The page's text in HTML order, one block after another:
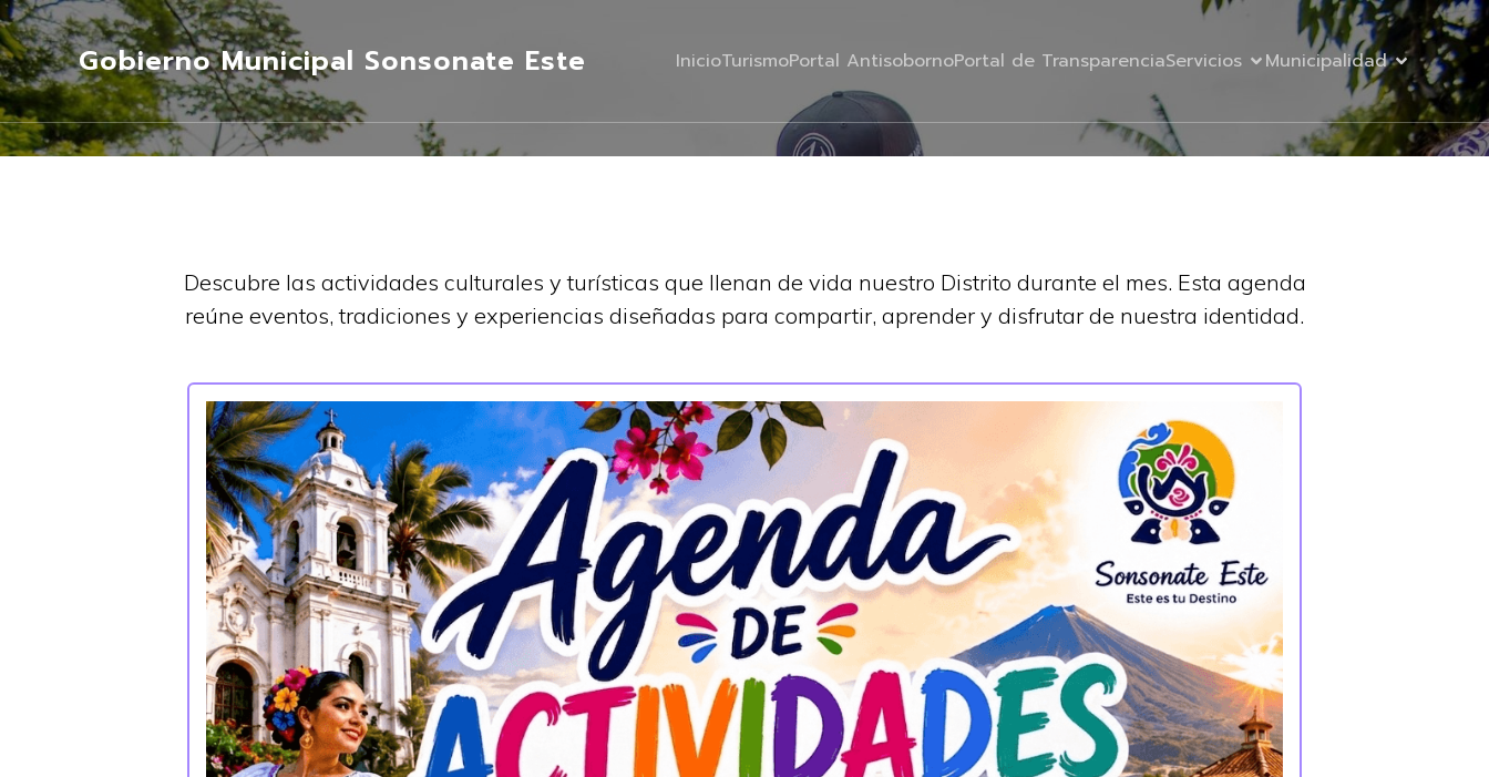
Gobierno Municipal Sonsonate Este InicioTurismoPortal AntisobornoPortal de TransparenciaServicios Municipalidad
Descubre las actividades culturales y turísticas que llenan de vida nuestro Distrito durante el mes. Esta agenda
reúne eventos, tradiciones y experiencias diseñadas para compartir, aprender y disfrutar de nuestra identidad.